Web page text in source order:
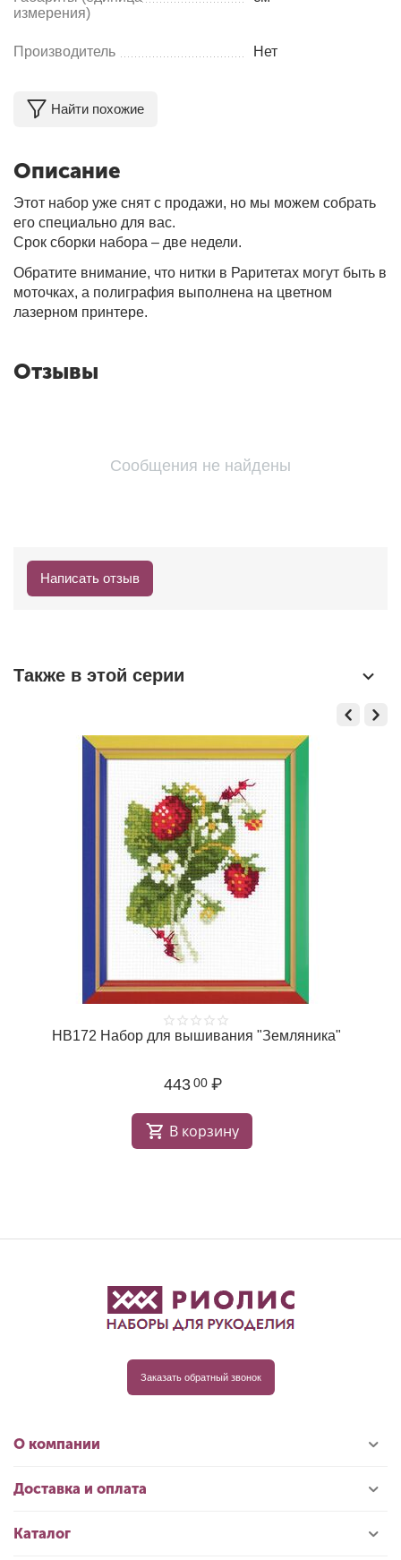
измерения)
Производитель Нет
Найти похожие
Описание
Этот набор уже снят с продажи, но мы можем собрать
его специально для вас.
Срок сборки набора – две недели.
Обратите внимание, что нитки в Раритетах могут быть в
моточках, а полиграфия выполнена на цветном
лазерном принтере.
Отзывы
Сообщения не найдены
Написать отзыв
Также в этой серии
НВ172 Набор для вышивания "Земляника"
443 00 ₽
В корзину
Заказать обратный звонок
О компании
Доставка и оплата
Каталог